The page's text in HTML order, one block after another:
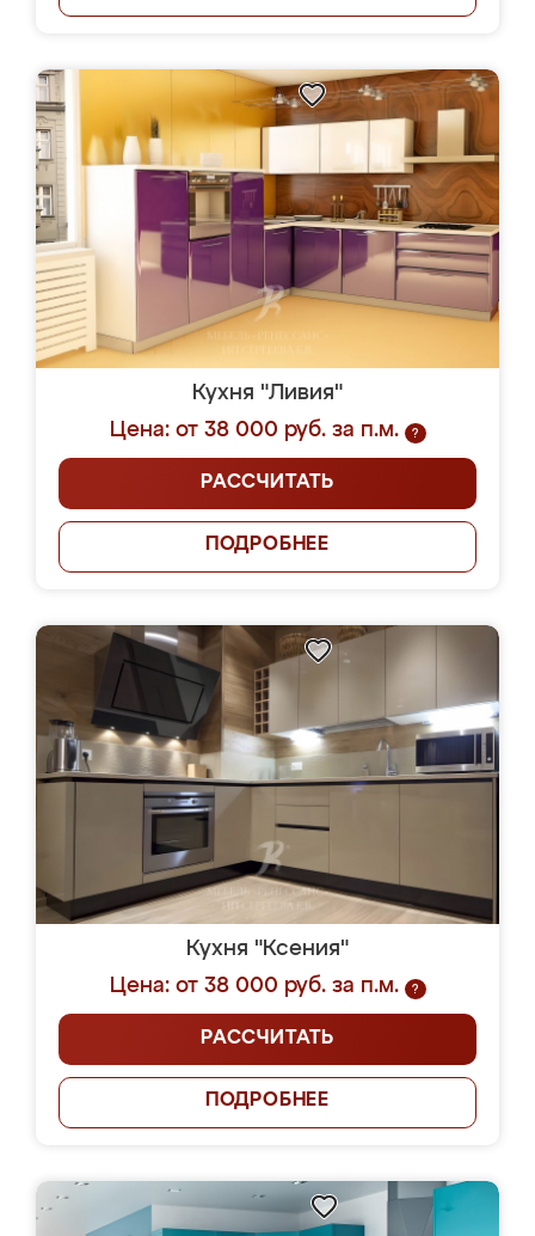
Кухня "Ливия"
Цена: от 38 000 руб. за п.м.
?
РАССЧИТАТЬ
ПОДРОБНЕЕ
Кухня "Ксения"
Цена: от 38 000 руб. за п.м.
?
РАССЧИТАТЬ
ПОДРОБНЕЕ